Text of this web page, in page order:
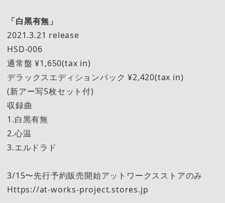
「白黑有無」
2021.3.21 release
HSD-006
通常盤 ¥1,650(tax in)
デラックスエディションパック ¥2,420(tax in)
(新アー写5枚セット付)
収録曲
1.白黑有無
2.心温
3.エルドラド
3/15〜先行予約販売開始アットワークスストアのみ
Https://at-works-project.stores.jp